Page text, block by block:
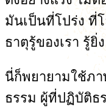
มันเป็นที่โปร่ง ที่โ
ธาตุรู้ของเรา รู้ยิ่ง
นี่ก็พยายามใช้ภ
ธรรม ผู้ที่ปฏิบัติธ